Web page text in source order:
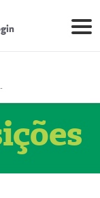
(51004335-0)